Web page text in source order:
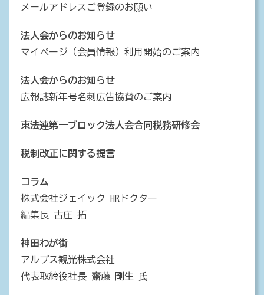
メールアドレスご登録のお願い
法人会からのお知らせ
マイページ（会員情報）利用開始のご案内
法人会からのお知らせ
広報誌新年号名刺広告協賛のご案内
東法連第一ブロック法人会合同税務研修会
税制改正に関する提言
コラム
株式会社ジェイック HRドクター
編集長 古庄 拓
神田わが街
アルプス観光株式会社
代表取締役社長 齋藤 剛生 氏